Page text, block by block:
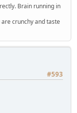
Brain running in
crunchy and taste
#593